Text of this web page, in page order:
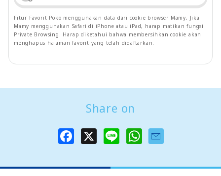
Fitur Favorit Poko menggunakan data dari cookie browser Mamy, Jika
Mamy menggunakan Safari di iPhone atau iPad, harap matikan fungsi
Private Browsing. Harap diketahui bahwa membersihkan cookie akan
menghapus halaman favorit yang telah didaftarkan.
Share on
o
W
A